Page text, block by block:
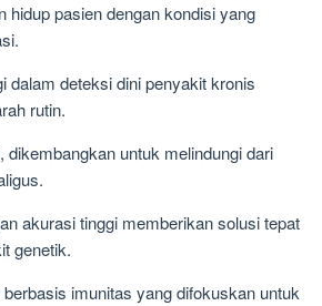
hidup pasien dengan kondisi yang
dalam deteksi dini penyakit kronis
rutin.
dikembangkan untuk melindungi dari
akurasi tinggi memberikan solusi tepat
genetik.
imunitas yang difokuskan untuk